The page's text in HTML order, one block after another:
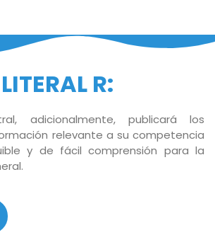
LITERAL R:
adicionalmente, publicará los
relevante a su competencia
y de fácil comprensión para la